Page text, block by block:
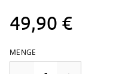
49,90 €
MENGE